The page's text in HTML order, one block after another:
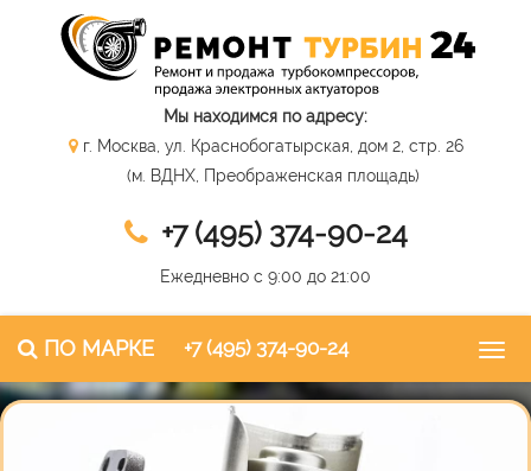
Мы находимся по адресу:
г. Москва, ул. Краснобогатырская, дом 2, стр. 26
(м. ВДНХ, Преображенская площадь)
+7 (495) 374-90-24
Ежедневно с 9:00 до 21:00
ПО МАРКЕ +7 (495) 374-90-24